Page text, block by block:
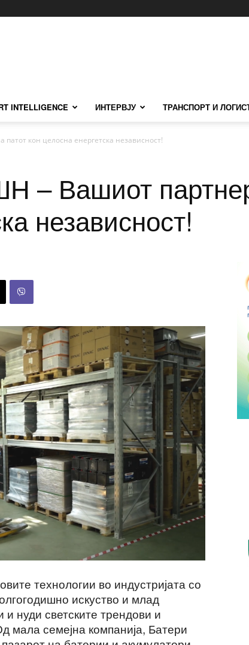
INTELLIGENCE ИНТЕРВЈУ ТРАНСПОРТ И
кон целосна енергетска независност!
Вашиот партнер
независност!
технологии во индустријата со
искуство и млад
нуди светските трендови и
мала семејна компанија, Батери